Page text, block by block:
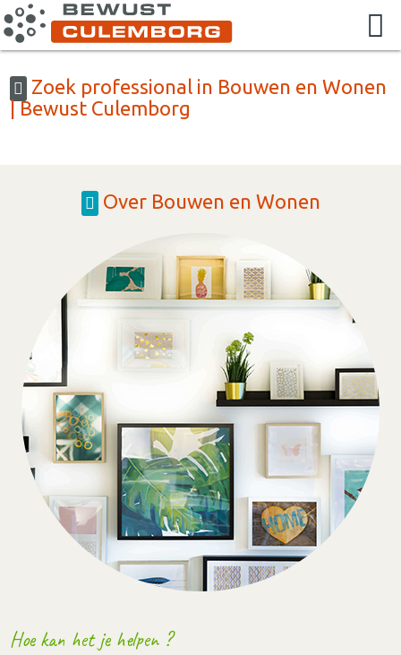
Zoek professional in Bouwen en Wonen
| Bewust Culemborg
Over Bouwen en Wonen
Hoe kan het je helpen ?